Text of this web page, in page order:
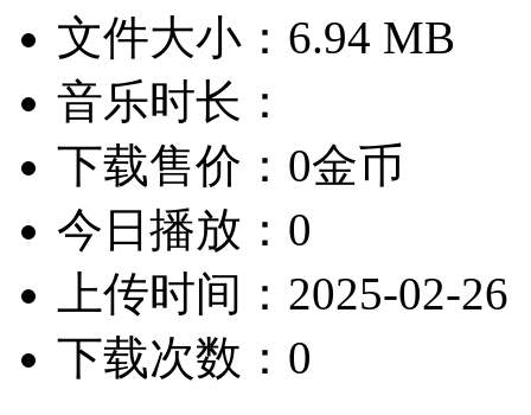
文件大小：6.94 MB
音乐时长：
下载售价：0金币
今日播放：0
上传时间：2025-02-26
下载次数：0